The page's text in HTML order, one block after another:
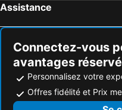
Assistance
Connectez-vous
avantages
Personnalisez votre
Offres fidélité et Prix